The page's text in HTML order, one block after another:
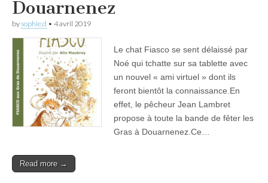
Douarnenez
bysophie.d • 4 avril 2019
Le chat Fiasco se sent délaissé par
Noé qui tchatte sur sa tablette avec
un nouvel « ami virtuel » dont ils
feront bientôt la connaissance.En
effet, le pêcheur Jean Lambret
propose à toute la bande de fêter les
Gras à Douarnenez.Ce…
Read more →